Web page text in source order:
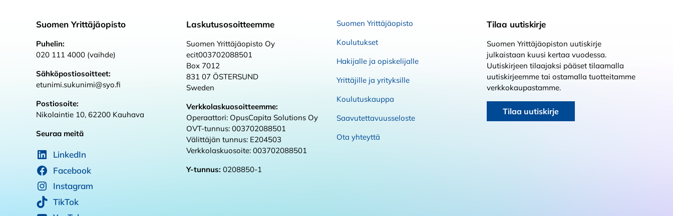
Suomen Yrittäjäopisto
Puhelin:
020 111 4000 (vaihde)
Sähköpostiosoitteet:
etunimi.sukunimi@syo.fi
Postiosoite:
Nikolaintie 10, 62200 Kauhava
Seuraa meitä
LinkedIn
Facebook
Instagram
TikTok
Laskutusosoitteemme
Suomen Yrittäjäopisto Oy
ecit003702088501
Box 7012
831 07 ÖSTERSUND
Sweden
Verkkolaskuosoitteemme:
Operaattori: OpusCapita Solutions Oy
OVT-tunnus: 003702088501
Välittäjän tunnus: E204503
Verkkolaskuosoite: 003702088501
Y-tunnus: 0208850-1
Suomen Yrittäjäopisto
Koulutukset
Hakijalle ja opiskelijalle
Yrittäjille ja yrityksille
Koulutuskauppa
Saavutettavuusseloste
Ota yhteyttä
Tilaa uutiskirje
Suomen Yrittäjäopiston uutiskirje
julkaistaan kuusi kertaa vuodessa.
Uutiskirjeen tilaajaksi pääset tilaamalla
uutiskirjeemme tai ostamalla tuotteitamme
verkkokaupastamme.
Tilaa uutiskirje